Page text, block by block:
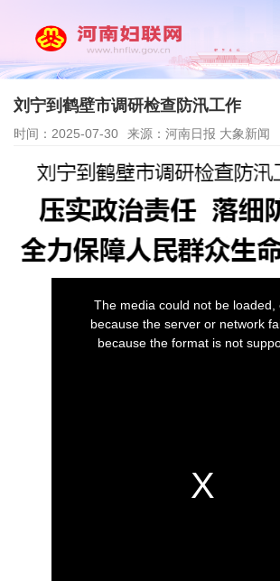
刘宁到鹤壁市调研检查防汛工作
时间：2025-07-30 来源：河南日报 大象新闻